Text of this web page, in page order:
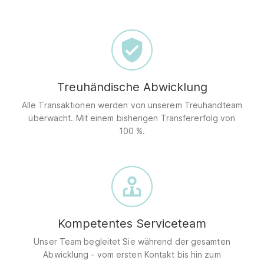
Treuhändische Abwicklung
Alle Transaktionen werden von unserem Treuhandteam
überwacht. Mit einem bisherigen Transfererfolg von
100 %.
Kompetentes Serviceteam
Unser Team begleitet Sie während der gesamten
Abwicklung - vom ersten Kontakt bis hin zum